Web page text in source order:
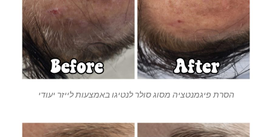
הסרת פיגמנטציה מסוג סולר לנטיגו באמצעות לייזר יעודי